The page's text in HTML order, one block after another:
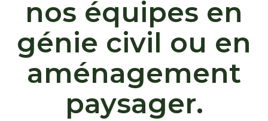
nos équipes en
génie civil ou en
aménagement
paysager.